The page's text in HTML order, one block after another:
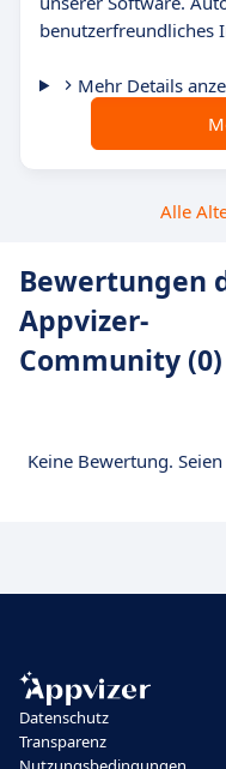
benutzerfreundliches
Mehr Details
Alle
Bewertungen
Appvizer-
Community (0)
Keine Bewertung.
Datenschutz
Transparenz